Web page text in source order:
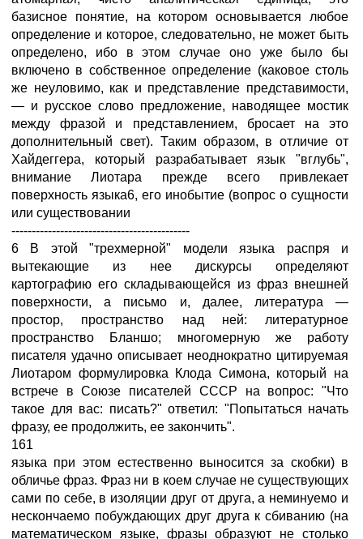
базисное понятие, на котором основывается любое
определение и которое, следовательно, не может быть
определено, ибо в этом случае оно уже было бы
включено в собственное определение (каковое столь
же неуловимо, как и представление представимости,
— и русское слово предложение, наводящее мостик
между фразой и представлением, бросает на это
дополнительный свет). Таким образом, в отличие от
Хайдеггера, который разрабатывает язык "вглубь",
внимание Лиотара прежде всего привлекает
поверхность языка6, его инобытие (вопрос о сущности
или существовании
--------------------------------------------
6 В этой "трехмерной" модели языка распря и
вытекающие из нее дискурсы определяют
картографию его складывающейся из фраз внешней
поверхности, а письмо и, далее, литература —
простор, пространство над ней: литературное
пространство Бланшо; многомерную же работу
писателя удачно описывает неоднократно цитируемая
Лиотаром формулировка Клода Симона, который на
встрече в Союзе писателей СССР на вопрос: "Что
такое для вас: писать?" ответил: "Попытаться начать
фразу, ее продолжить, ее закончить".
161
языка при этом естественно выносится за скобки) в
обличье фраз. Фраз ни в коем случае не существующих
сами по себе, в изоляции друг от друга, а неминуемо и
нескончаемо побуждающих друг друга к сбиванию (на
математическом языке, фразы образуют не столько